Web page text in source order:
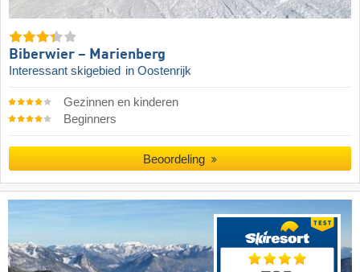
Biberwier – Marienberg
Interessant skigebied in Oostenrijk
Gezinnen en kinderen
Beginners
Beoordeling